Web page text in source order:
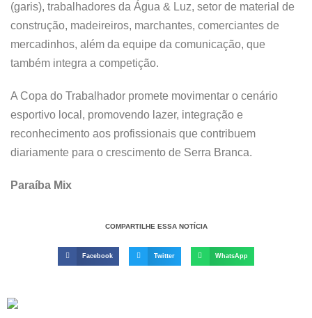
(garis), trabalhadores da Água & Luz, setor de material de
construção, madeireiros, marchantes, comerciantes de
mercadinhos, além da equipe da comunicação, que
também integra a competição.
A Copa do Trabalhador promete movimentar o cenário
esportivo local, promovendo lazer, integração e
reconhecimento aos profissionais que contribuem
diariamente para o crescimento de Serra Branca.
Paraíba Mix
COMPARTILHE ESSA NOTÍCIA
Facebook Twitter WhatsApp